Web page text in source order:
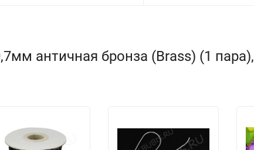
античная бронза (Brass) (1 пара),